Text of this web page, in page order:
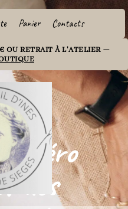
Panier Contacts
OU RETRAIT À L'ATELIER —
Zéro
des